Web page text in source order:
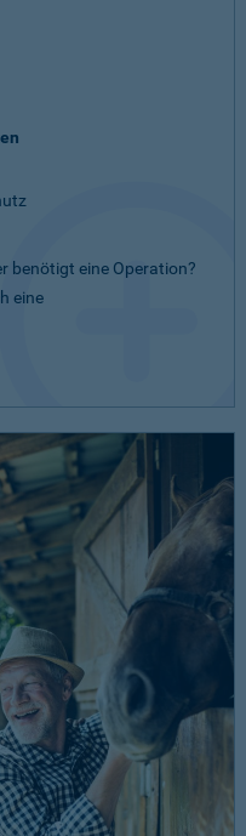
benötigt eine Operation?
eine